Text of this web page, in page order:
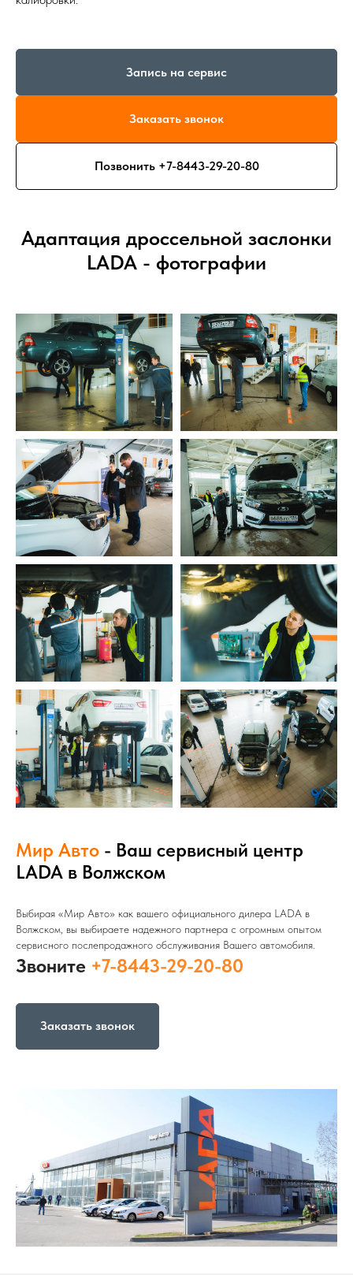
Запись на сервис
Заказать звонок
Позвонить +7-8443-29-20-80
Адаптация дроссельной заслонки
LADA - фотографии
Мир Авто - Ваш сервисный центр
LADA в Волжском
Выбирая «Мир Авто» как вашего официального дилера LADA в
Волжском, вы выбираете надежного партнера с огромным опытом
сервисного послепродажного обслуживания Вашего автомобиля.
Звоните +7-8443-29-20-80
Заказать звонок